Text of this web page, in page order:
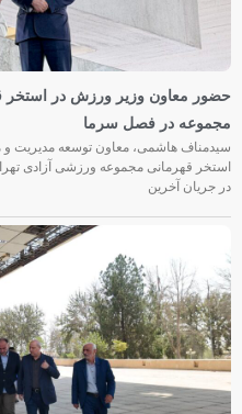
حضور معاون وزیر ورزش در استخر
مجموعه در فصل سرما
سیدمناف هاشمی، معاون توسعه مدیریت و
استخر قهرمانی مجموعه ورزشی آزادی
در جریان آخرین